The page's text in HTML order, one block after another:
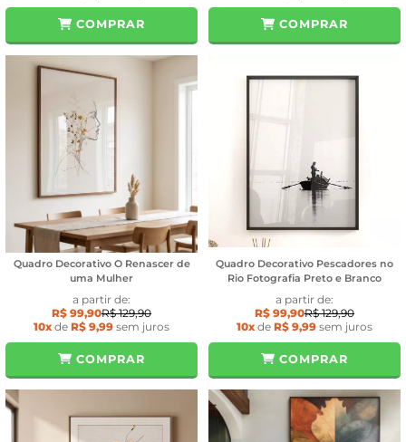
COMPRAR COMPRAR
Quadro Decorativo O Renascer de
uma Mulher
a partir de:
R$ 99,90R$ 129,90
10x de R$ 9,99 sem juros
COMPRAR
Quadro Decorativo Pescadores no
Rio Fotografia Preto e Branco
a partir de:
R$ 99,90R$ 129,90
10x de R$ 9,99 sem juros
COMPRAR